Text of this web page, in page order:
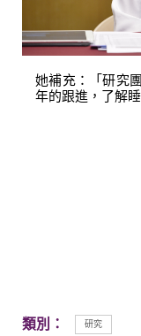
她補充：「研究
年的跟進，了解
類別： 研究